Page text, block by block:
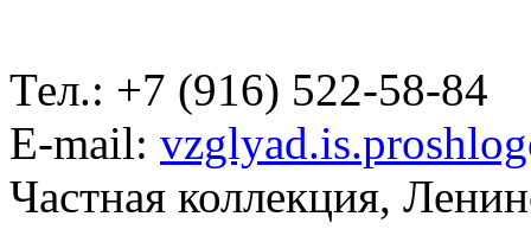
Тел.: +7 (916) 522-58-84
E-mail:
Частная коллекция,